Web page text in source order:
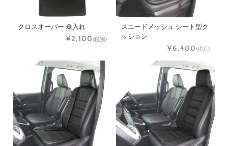
クロスオーバー 傘入れ
¥2,100(税別)
スエードメッシュ シート型ク
ッション
¥6,400(税別)